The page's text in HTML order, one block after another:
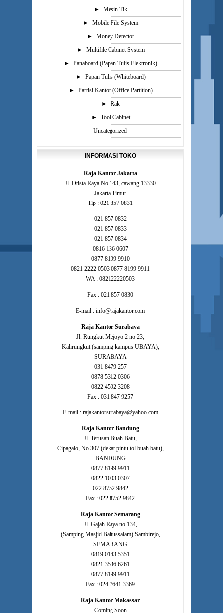
►
Mesin Tik
►
Mobile File System
►
Money Detector
►
Multifile Cabinet System
►
Panaboard (Papan Tulis Elektronik)
►
Papan Tulis (Whiteboard)
►
Partisi Kantor (Office Partition)
►
Rak
►
Tool Cabinet
Uncategorized
INFORMASI TOKO
Raja Kantor Jakarta
Jl. Otista Raya No 143, cawang 13330
Jakarta Timur
Tlp : 021 857 0831
021 857 0832
021 857 0833
021 857 0834
0816 136 0607
0877 8199 9910
0821 2222 0503 0877 8199 9911
WA : 082122220503
Fax : 021 857 0830
E-mail : info@rajakantor.com
Raja Kantor Surabaya
Jl. Rungkut Mejoyo 2 no 23,
Kalirungkut (samping kampus UBAYA),
SURABAYA
031 8479 257
0878 5312 0306
0822 4592 3208
Fax : 031 847 9257
E-mail : rajakantorsurabaya@yahoo.com
Raja Kantor Bandung
Jl. Terusan Buah Batu,
Cipagalo, No 307 (dekat pintu tol buah batu),
BANDUNG
0877 8199 9911
0822 1003 0307
022 8752 9842
Fax : 022 8752 9842
Raja Kantor Semarang
Jl. Gajah Raya no 134,
(Samping Masjid Baitussalam) Sambirejo,
SEMARANG
0819 0143 5351
0821 3536 6261
0877 8199 9911
Fax : 024 7641 3369
Raja Kantor Makassar
Coming Soon